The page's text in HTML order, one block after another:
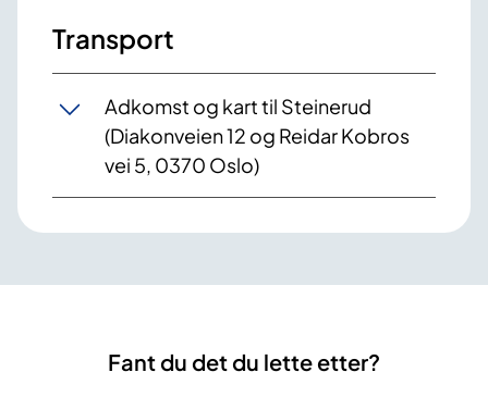
Transport
Adkomst og kart til Steinerud
(Diakonveien 12 og Reidar Kobros
vei 5, 0370 Oslo)
Fant du det du lette etter?